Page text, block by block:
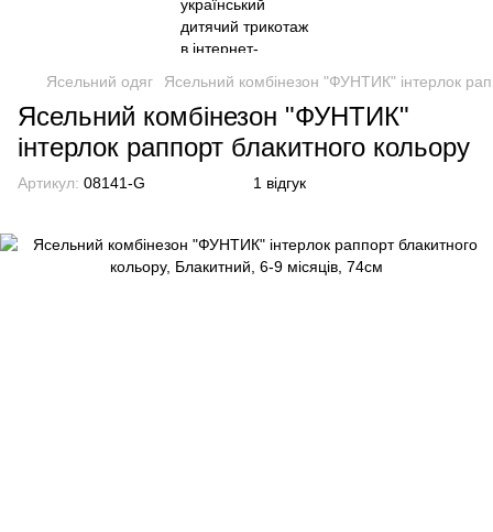
Ясельний одяг Ясельний комбінезон "ФУНТИК" інтерлок
Ясельний комбінезон "ФУНТИК"
інтерлок раппорт блакитного кольору
Артикул: 08141-G 1 відгук